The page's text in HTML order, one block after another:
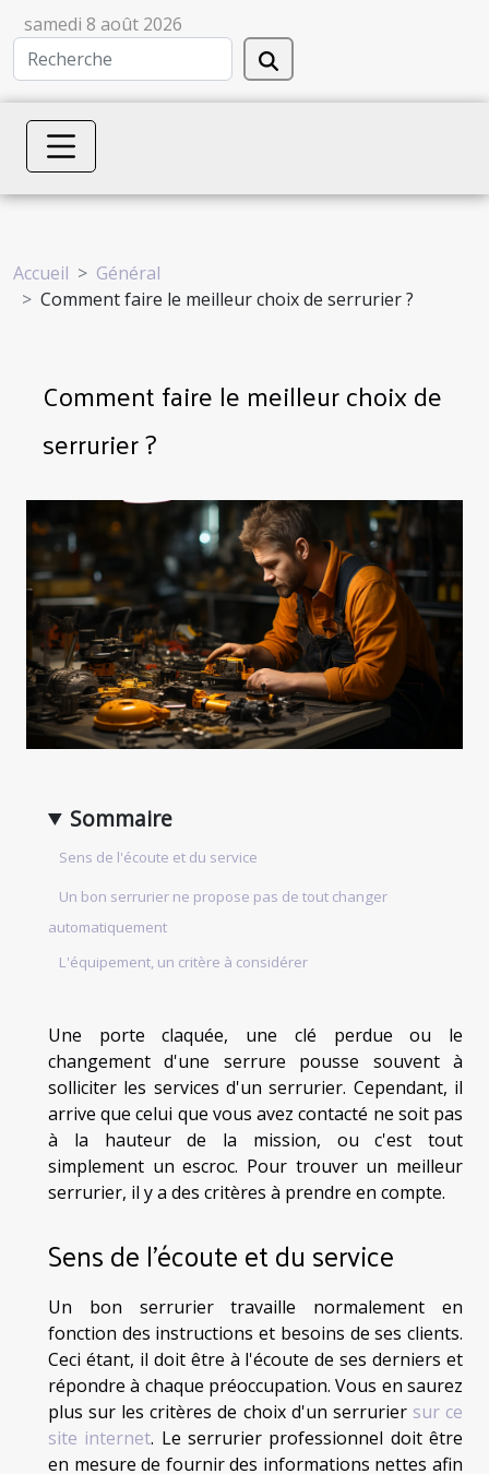
samedi 8 août 2026
Accueil
Général
Comment faire le meilleur choix de serrurier ?
Comment faire le meilleur choix de
serrurier ?
Sommaire
Sens de l'écoute et du service
Un bon serrurier ne propose pas de tout changer
automatiquement
L'équipement, un critère à considérer
Une porte claquée, une clé perdue ou le
changement d'une serrure pousse souvent à
solliciter les services d'un serrurier. Cependant, il
arrive que celui que vous avez contacté ne soit pas
à la hauteur de la mission, ou c'est tout
simplement un escroc. Pour trouver un meilleur
serrurier, il y a des critères à prendre en compte.
Sens de l'écoute et du service
Un bon serrurier travaille normalement en
fonction des instructions et besoins de ses clients.
Ceci étant, il doit être à l'écoute de ses derniers et
répondre à chaque préoccupation. Vous en saurez
plus sur les critères de choix d'un serrurier sur ce
site internet. Le serrurier professionnel doit être
en mesure de fournir des informations nettes afin